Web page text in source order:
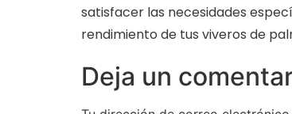
satisfacer las necesidades
rendimiento de tus viveros de
Deja un